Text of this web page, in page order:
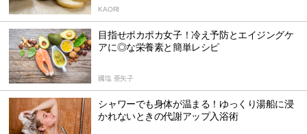
KAORI
目指せポカポカ女子！冷え予防とエイジングケ
アに◎な栄養素と簡単レシピ
國塩 亜矢子
シャワーでも身体が温まる！ゆっくり湯船に浸
かれないときの代謝アップ入浴術